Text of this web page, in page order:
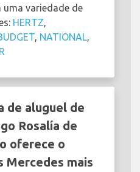
variedade de
HERTZ,
, NATIONAL,
de aluguel de
Rosalía de
oferece o
Mercedes mais